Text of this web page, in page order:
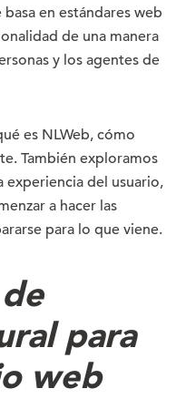
en estándares web
de una manera
y los agentes de
es NLWeb, cómo
También exploramos
experiencia del usuario,
a hacer las
para lo que viene.
para
web